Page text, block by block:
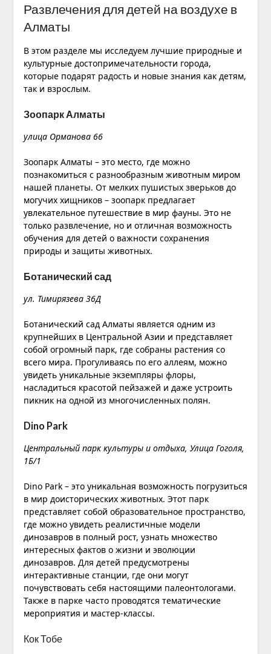
Развлечения для детей на воздухе в
Алматы
В этом разделе мы исследуем лучшие природные и
культурные достопримечательности города,
которые подарят радость и новые знания как детям,
так и взрослым.
Зоопарк Алматы
улица Орманова 66
Зоопарк Алматы – это место, где можно
познакомиться с разнообразным животным миром
нашей планеты. От мелких пушистых зверьков до
могучих хищников – зоопарк предлагает
увлекательное путешествие в мир фауны. Это не
только развлечение, но и отличная возможность
обучения для детей о важности сохранения
природы и защиты животных.
Ботанический сад
ул. Тимирязева 36Д
Ботанический сад Алматы является одним из
крупнейших в Центральной Азии и представляет
собой огромный парк, где собраны растения со
всего мира. Прогуливаясь по его аллеям, можно
увидеть уникальные экземпляры флоры,
насладиться красотой пейзажей и даже устроить
пикник на одной из многочисленных полян.
Dino Park
Центральный парк культуры и отдыха, ​Улица Гоголя,
1Б/1
Dino Park – это уникальная возможность погрузиться
в мир доисторических животных. Этот парк
представляет собой образовательное пространство,
где можно увидеть реалистичные модели
динозавров в полный рост, узнать множество
интересных фактов о жизни и эволюции
динозавров. Для детей предусмотрены
интерактивные станции, где они могут
почувствовать себя настоящими палеонтологами.
Также в парке часто проводятся тематические
мероприятия и мастер-классы.
Кок Тобе